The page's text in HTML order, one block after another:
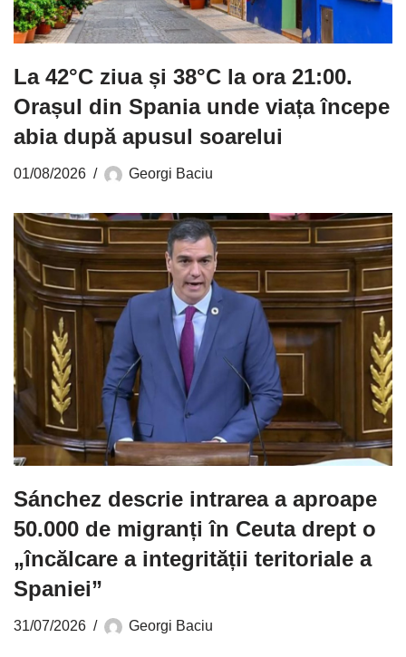
La 42°C ziua și 38°C la ora 21:00.
Orașul din Spania unde viața începe
abia după apusul soarelui
01/08/2026 Georgi Baciu
Sánchez descrie intrarea a aproape
50.000 de migranți în Ceuta drept o
„încălcare a integrității teritoriale a
Spaniei”
31/07/2026 Georgi Baciu